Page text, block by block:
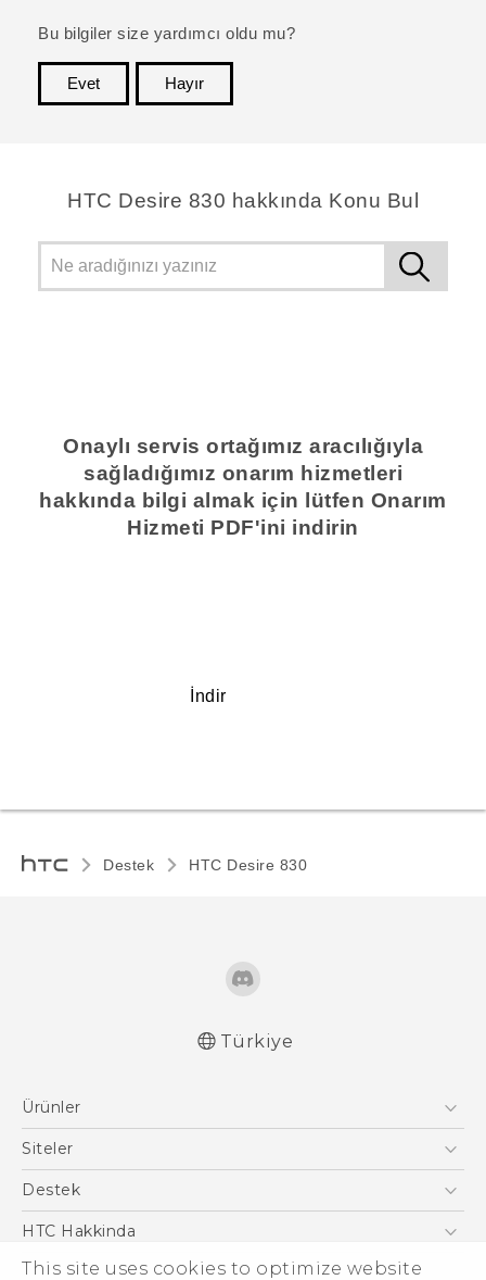
This site uses cookies to optimize website
Bu bilgiler size yardımcı oldu mu?
Evet
Hayır
HTC Desire 830 hakkında Konu Bul
Onaylı servis ortağımız aracılığıyla
sağladığımız onarım hizmetleri
hakkında bilgi almak için lütfen Onarım
Hizmeti PDF'ini indirin
İndir
Destek HTC Desire 830‎
Türkiye
Ürünler
Akıllı Telefonlar
VIVE
Siteler
HTC Dev
Destek
Destek Merkezi
HTC Hakkinda
ESG